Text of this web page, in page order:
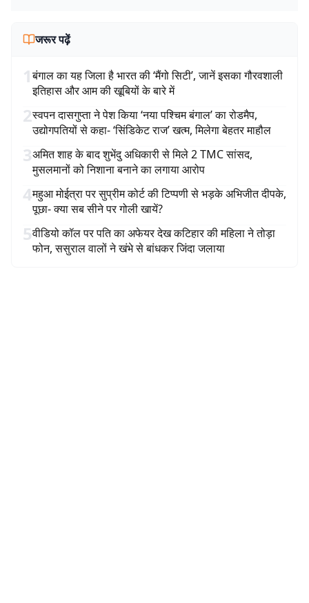
जरूर पढ़ें
1बंगाल का यह जिला है भारत की ‘मैंगो सिटी’, जानें इसका गौरवशाली
इतिहास और आम की खूबियों के बारे में
2स्वपन दासगुप्ता ने पेश किया ‘नया पश्चिम बंगाल’ का रोडमैप,
उद्योगपतियों से कहा- ‘सिंडिकेट राज’ खत्म, मिलेगा बेहतर माहौल
3अमित शाह के बाद शुभेंदु अधिकारी से मिले 2 TMC सांसद,
मुसलमानों को निशाना बनाने का लगाया आरोप
4महुआ मोईत्रा पर सुप्रीम कोर्ट की टिप्पणी से भड़के अभिजीत दीपके,
पूछा- क्या सब सीने पर गोली खायें?
5वीडियो कॉल पर पति का अफेयर देख कटिहार की महिला ने तोड़ा
फोन, ससुराल वालों ने खंभे से बांधकर जिंदा जलाया